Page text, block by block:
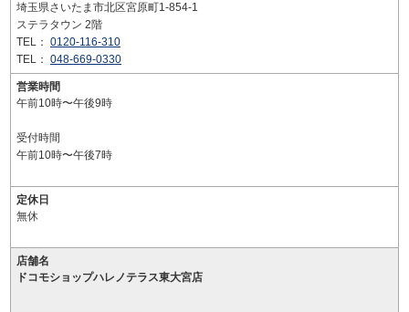
埼玉県さいたま市北区宮原町1-854-1
ステラタウン 2階
TEL： 0120-116-310
TEL： 048-669-0330
営業時間
午前10時〜午後9時
受付時間
午前10時〜午後7時
定休日
無休
店舗名
ドコモショップハレノテラス東大宮店